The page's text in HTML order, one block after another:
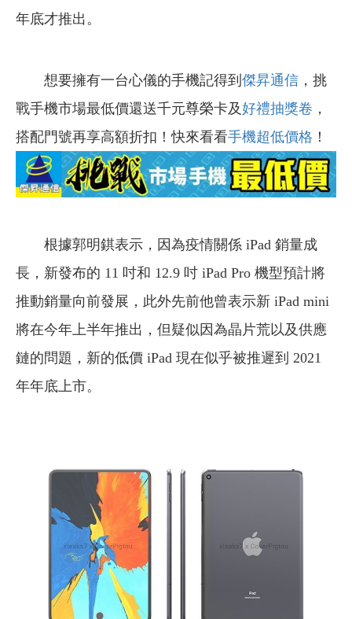
年底才推出。
想要擁有一台心儀的手機記得到 傑昇通信 ，挑
戰手機市場最低價還送千元尊榮卡及好禮抽獎卷 ，
搭配門號再享高額折扣！快來看看手機超低價格 ！
根據郭明錤表示，因為疫情關係 iPad 銷量成
長，新發布的 11 吋和 12.9 吋 iPad Pro 機型預計將
推動銷量向前發展，此外先前他曾表示新 iPad mini
將在今年上半年推出，但疑似因為晶片荒以及供應
鏈的問題，新的低價 iPad 現在似乎被推遲到 2021
年年底上市。